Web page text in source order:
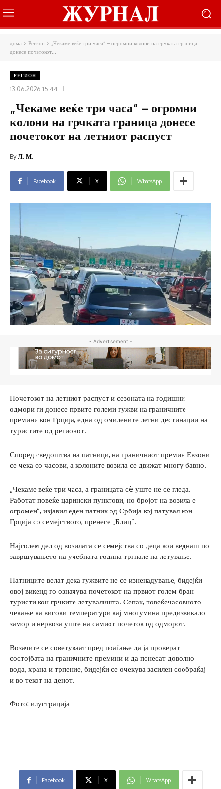
дома Регион
„Чекаме веќе три часа“ – огромни колони на грчката граница
донесе почетокот...
РЕГИОН
13.06.2026 15:44
„Чекаме веќе три часа“ – огромни
колони на грчката граница донесе
почетокот на летниот распуст
ByЛ. М.
Facebook X WhatsApp
- Advertisement -
Почетокот на летниот распуст и сезоната на годишни
одмори ги донесе првите големи гужви на граничните
премини кон Грција, една од омилените летни дестинации на
туристите од регионот.
Според сведоштва на патници, на граничниот премин Евзони
се чека со часови, а колоните возила се движат многу бавно.
„Чекаме веќе три часа, а границата сè уште не се гледа.
Работат повеќе царински пунктови, но бројот на возила е
огромен“, изјавил еден патник од Србија кој патувал кон
Грција со семејството, пренесе „Блиц“.
Најголем дел од возилата се семејства со деца кои веднаш по
завршувањето на учебната година тргнале на летување.
Патниците велат дека гужвите не се изненадување, бидејќи
овој викенд го означува почетокот на првиот голем бран
туристи кон грчките летувалишта. Сепак, повеќечасовното
чекање на високи температури кај многумина предизвикало
замор и нервоза уште на самиот почеток од одморот.
Возачите се советуваат пред поаѓање да ја проверат
состојбата на граничните премини и да понесат доволно
вода, храна и трпение, бидејќи се очекува засилен сообраќај
и во текот на денот.
Фото: илустрација
Facebook X WhatsApp